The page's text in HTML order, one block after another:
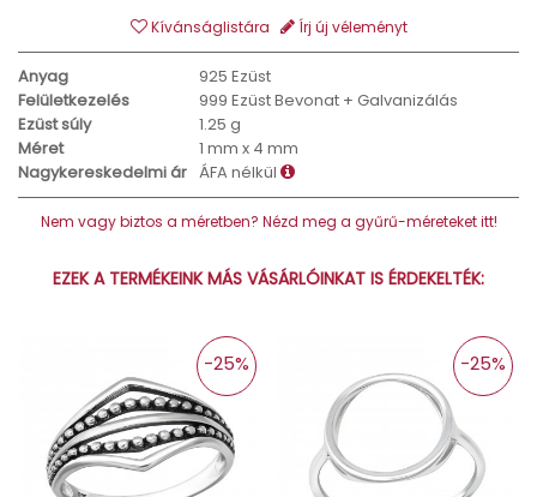
Kívánságlistára Írj új véleményt
Anyag
925 Ezüst
Felületkezelés
999 Ezüst Bevonat + Galvanizálás
Ezüst súly
1.25 g
Méret
1 mm x 4 mm
Nagykereskedelmi ár ÁFA nélkül
Nem vagy biztos a méretben? Nézd meg a gyűrű-méreteket itt!
EZEK A TERMÉKEINK MÁS VÁSÁRLÓINKAT IS ÉRDEKELTÉK:
-25% -25%